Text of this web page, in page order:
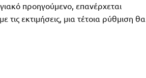
προηγούμενο, επανέρχεται
εκτιμήσεις, μια τέτοια ρύθμιση θα